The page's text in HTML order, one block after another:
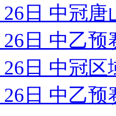
26日 中冠
26日 中乙
26日 中冠
26日 中乙